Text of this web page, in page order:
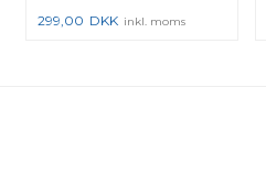
299,00 DKK inkl. moms